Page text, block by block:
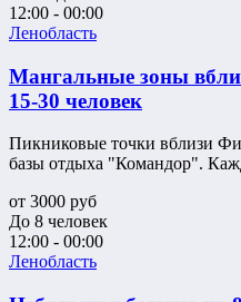
12:00 - 00:00
Ленобласть
Мангальные зоны
15-30 человек
Пикниковые точки вблизи
базы отдыха "Командор".
от 3000 руб
До 8 человек
12:00 - 00:00
Ленобласть